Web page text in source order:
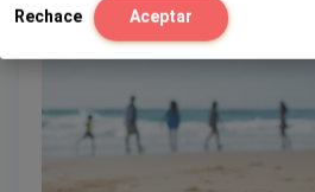
Rechace Aceptar